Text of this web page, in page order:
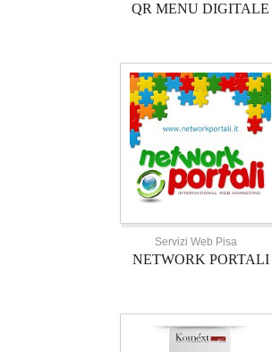
QR MENU DIGITALE
Servizi Web Pisa
NETWORK PORTALI